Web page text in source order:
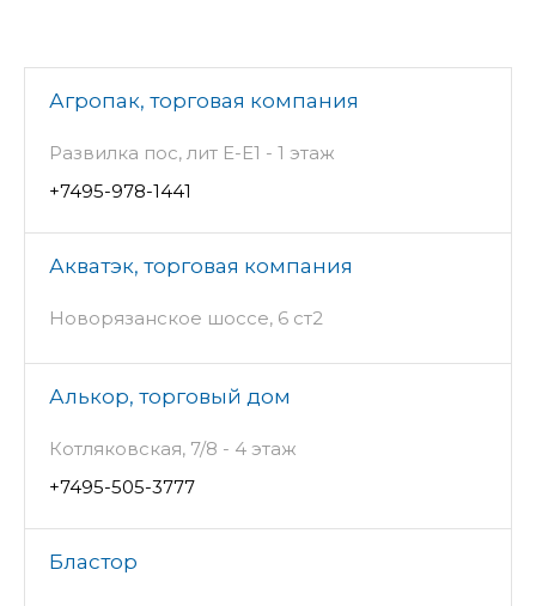
Агропак, торговая компания
Развилка пос, лит Е-Е1 - 1 этаж
+7495-978-1441
Акватэк, торговая компания
Новорязанское шоссе, 6 ст2
Алькор, торговый дом
Котляковская, 7/8 - 4 этаж
+7495-505-3777
Бластор